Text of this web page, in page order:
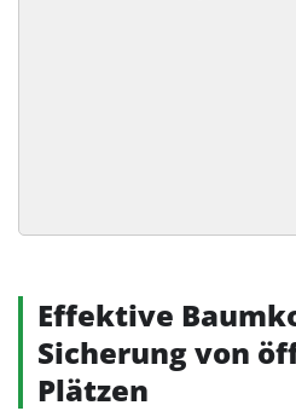
Alternative:
Effektive
Sicherung von
Plätzen